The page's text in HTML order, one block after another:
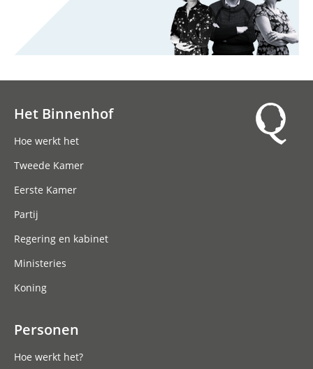
Het Binnenhof
Hoe werkt het
Tweede Kamer
Eerste Kamer
Partij
Regering en kabinet
Ministeries
Koning
Personen
Hoe werkt het?